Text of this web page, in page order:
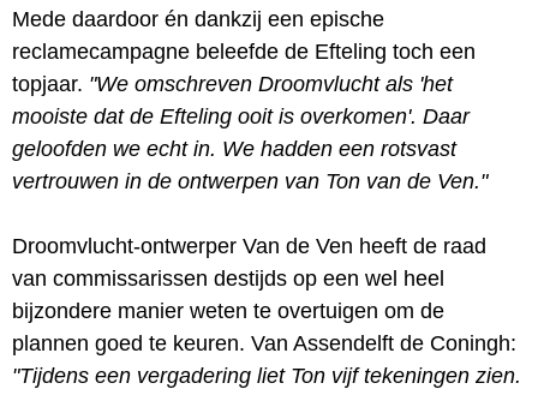
Mede daardoor én dankzij een epische
reclamecampagne beleefde de Efteling toch een
topjaar. "We omschreven Droomvlucht als 'het
mooiste dat de Efteling ooit is overkomen'. Daar
geloofden we echt in. We hadden een rotsvast
vertrouwen in de ontwerpen van Ton van de Ven."
Droomvlucht-ontwerper Van de Ven heeft de raad
van commissarissen destijds op een wel heel
bijzondere manier weten te overtuigen om de
plannen goed te keuren. Van Assendelft de Coningh:
"Tijdens een vergadering liet Ton vijf tekeningen zien.